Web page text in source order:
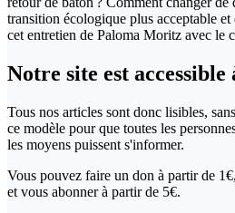
transition écologique plus acceptable et
cet entretien de Paloma Moritz avec le
Notre site est accessible
Tous nos articles sont donc lisibles,
ce modèle pour que toutes les
les moyens puissent s'informer.
Vous pouvez faire un don à partir de 1€,
et vous abonner à partir de 5€.